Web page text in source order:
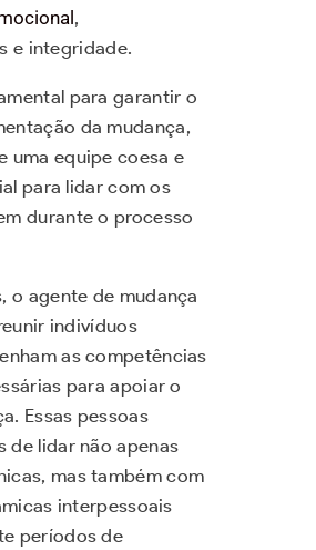
,
e integridade.
para garantir o
da mudança,
uma equipe coesa e
para lidar com os
durante o processo
o agente de mudança
indivíduos
as competências
para apoiar o
Essas pessoas
de lidar não apenas
mas também com
interpessoais
períodos de